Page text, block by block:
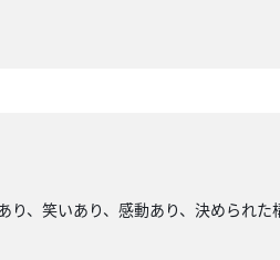
、笑いあり、感動あり、決められ